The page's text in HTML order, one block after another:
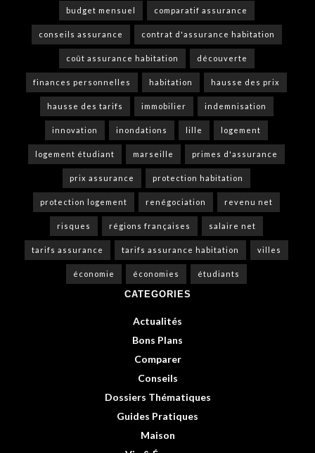
budget mensuel comparatif assurance
conseils assurance contrat d'assurance habitation
coût assurance habitation découverte
finances personnelles habitation hausse des prix
hausse des tarifs immobilier indemnisation
innovation inondations lille logement
logement étudiant marseille primes d'assurance
prix assurance protection habitation
protection logement renégociation revenu net
risques régions françaises salaire net
tarifs assurance tarifs assurance habitation villes
économie économies étudiants
CATEGORIES
Actualités
Bons Plans
Comparer
Conseils
Dossiers Thématiques
Guides Pratiques
Maison